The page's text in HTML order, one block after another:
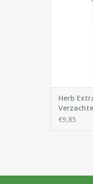
Herb
€9,85